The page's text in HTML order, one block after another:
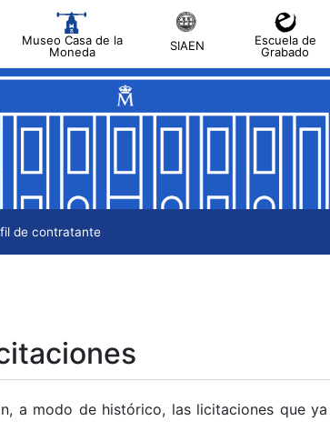
Museo Casa de la
Moneda
SIAEN
Escuela de
Grabado
de contratante
a modo de histórico, las licitaciones que